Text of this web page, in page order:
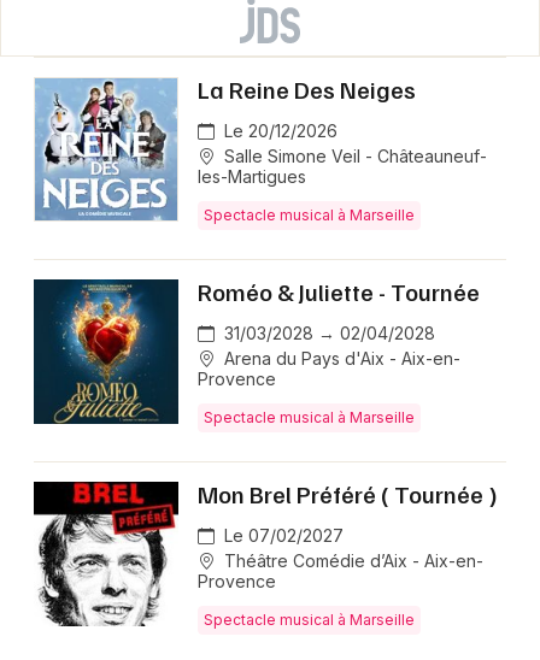
La Reine Des Neiges
Le 20/12/2026
Salle Simone Veil - Châteauneuf-
les-Martigues
Spectacle musical à Marseille
Roméo & Juliette - Tournée
31/03/2028 → 02/04/2028
Arena du Pays d'Aix - Aix-en-
Provence
Spectacle musical à Marseille
Mon Brel Préféré ( Tournée )
Le 07/02/2027
Théâtre Comédie d’Aix - Aix-en-
Provence
Spectacle musical à Marseille